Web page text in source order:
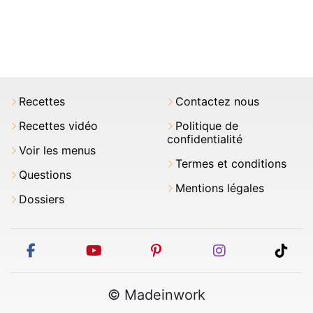
Recettes
Recettes vidéo
Voir les menus
Questions
Dossiers
Contactez nous
Politique de
confidentialité
Termes et conditions
Mentions légales
facebook youtube pinterest instagram
© Madeinwork